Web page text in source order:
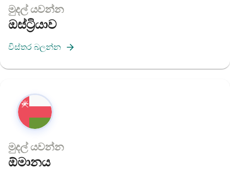
මුදල් යවන්න
ඔස්ට්‍රියාව
විස්තර බලන්න
මුදල් යවන්න
ඕමානය